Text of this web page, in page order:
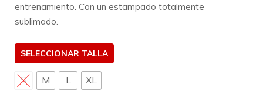
entrenamiento. Con un estampado totalmente
sublimado.
TALLA
S M L XL